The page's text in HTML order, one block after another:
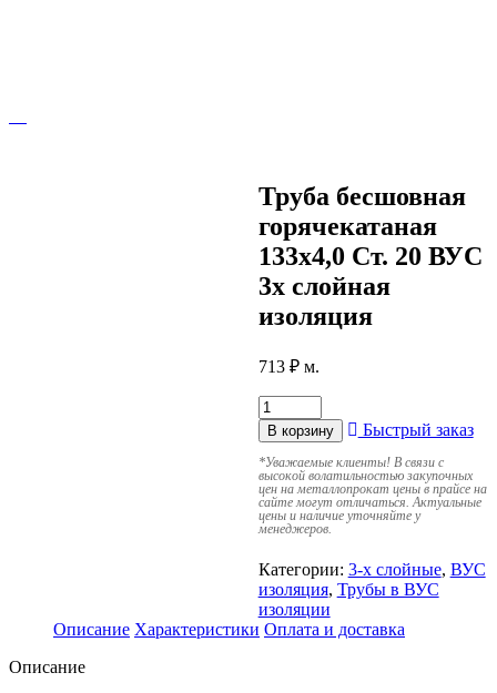
Труба бесшовная
горячекатаная
133х4,0 Ст. 20 ВУС
3х слойная
изоляция
713 ₽ м.
В корзину Быстрый заказ
*Уважаемые клиенты! В связи с
высокой волатильностью закупочных
цен на металлопрокат цены в прайсе на
сайте могут отличаться. Актуальные
цены и наличие уточняйте у
менеджеров.
Категории: 3-х слойные, ВУС
изоляция, Трубы в ВУС
изоляции
Описание Характеристики Оплата и доставка
Описание